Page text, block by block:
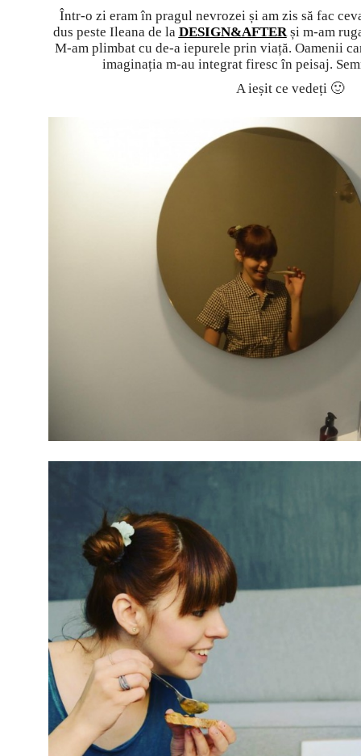
Într-o zi eram în pragul nevrozei și am zis să fac
dus peste Ileana de la DESIGN&AFTER și m-am
M-am plimbat cu de-a iepurele prin viață. Oamenii
imaginația m-au integrat firesc în peisaj.
A ieșit ce vedeți 🙂